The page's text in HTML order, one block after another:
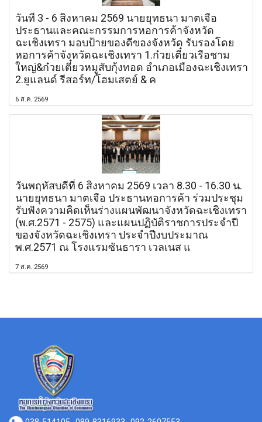
วันที่ 3 - 6 สิงหาคม 2569 นายยุทธนา มาตเจือ
ประธานและคณะกรรมการหอการค้าจังหวัด
ฉะเชิงเทรา มอบป้ายของดีของจังหวัด รับรองโดย
หอการค้าจังหวัดฉะเชิงเทรา 1.ก๋วยเตี๋ยวเรือชาม
ใหญ่&ก๋วยเตี๋ยวหมูสับกุ้งทอด อำเภอเมืองฉะเชิงเทรา
2.ยูแลนด์ รีสอร์ท/โฮมเสตย์ & ค
6 ส.ค. 2569
วันพฤหัสบดีที่ 6 สิงหาคม 2569 เวลา 8.30 - 16.30 น.
นายยุทธนา มาตเจือ ประธานหอการค้า ร่วมประชุม
รับฟังความคิดเห็นร่างแผนพัฒนาจังหวัดฉะเชิงเทรา
(พ.ศ.2571 - 2575) และแผนปฏิบัติราชการประจำปี
ของจังหวัดฉะเชิงเทรา ประจำปีงบประมาณ
พ.ศ.2571 ณ โรงแรมซันธารา เวลเนส แ
7 ส.ค. 2569